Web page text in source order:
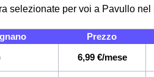
selezionate per voi a Pavullo nel
Prezzo
6,99 €/mese